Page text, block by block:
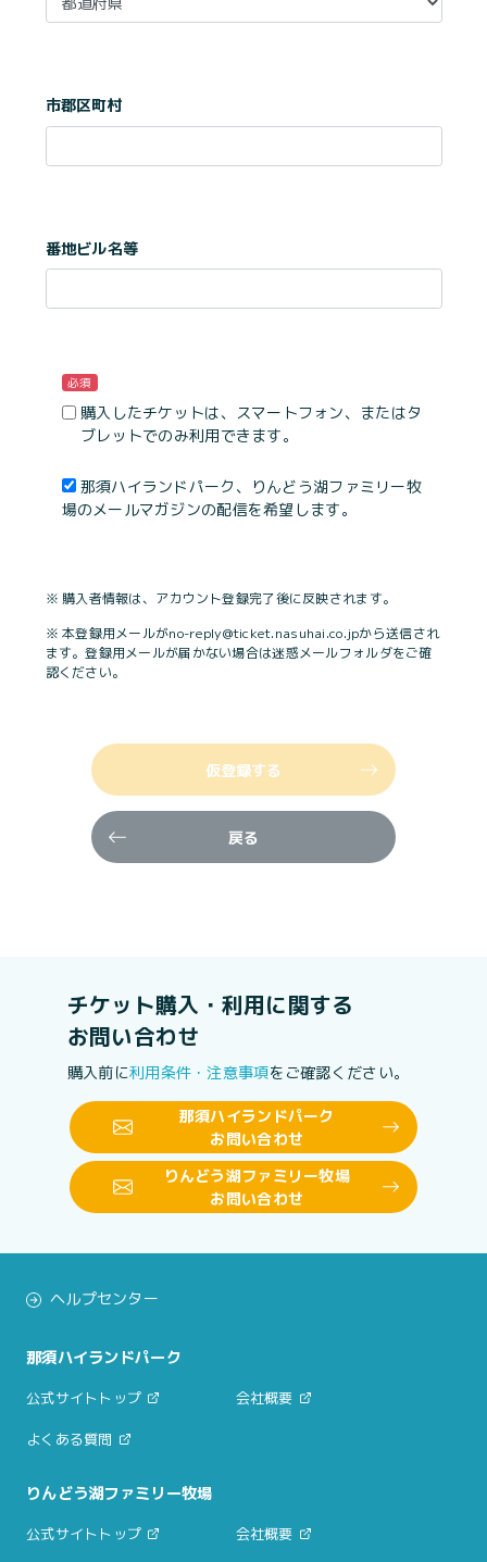
市郡区町村
番地ビル名等
必須
購入したチケットは、スマートフォン、またはタ
ブレットでのみ利用できます。
那須ハイランドパーク、りんどう湖ファミリー牧
場のメールマガジンの配信を希望します。
※ 購入者情報は、アカウント登録完了後に反映されます。
※ 本登録用メールがno-reply@ticket.nasuhai.co.jpから送信され
ます。登録用メールが届かない場合は迷惑メールフォルダをご確
認ください。
仮登録する
戻る
チケット購入・利用に関する
お問い合わせ
購入前に利用条件・注意事項をご確認ください。
那須ハイランドパーク
お問い合わせ
りんどう湖ファミリー牧場
お問い合わせ
ヘルプセンター
那須ハイランドパーク
公式サイトトップ 会社概要
よくある質問
りんどう湖ファミリー牧場
公式サイトトップ 会社概要